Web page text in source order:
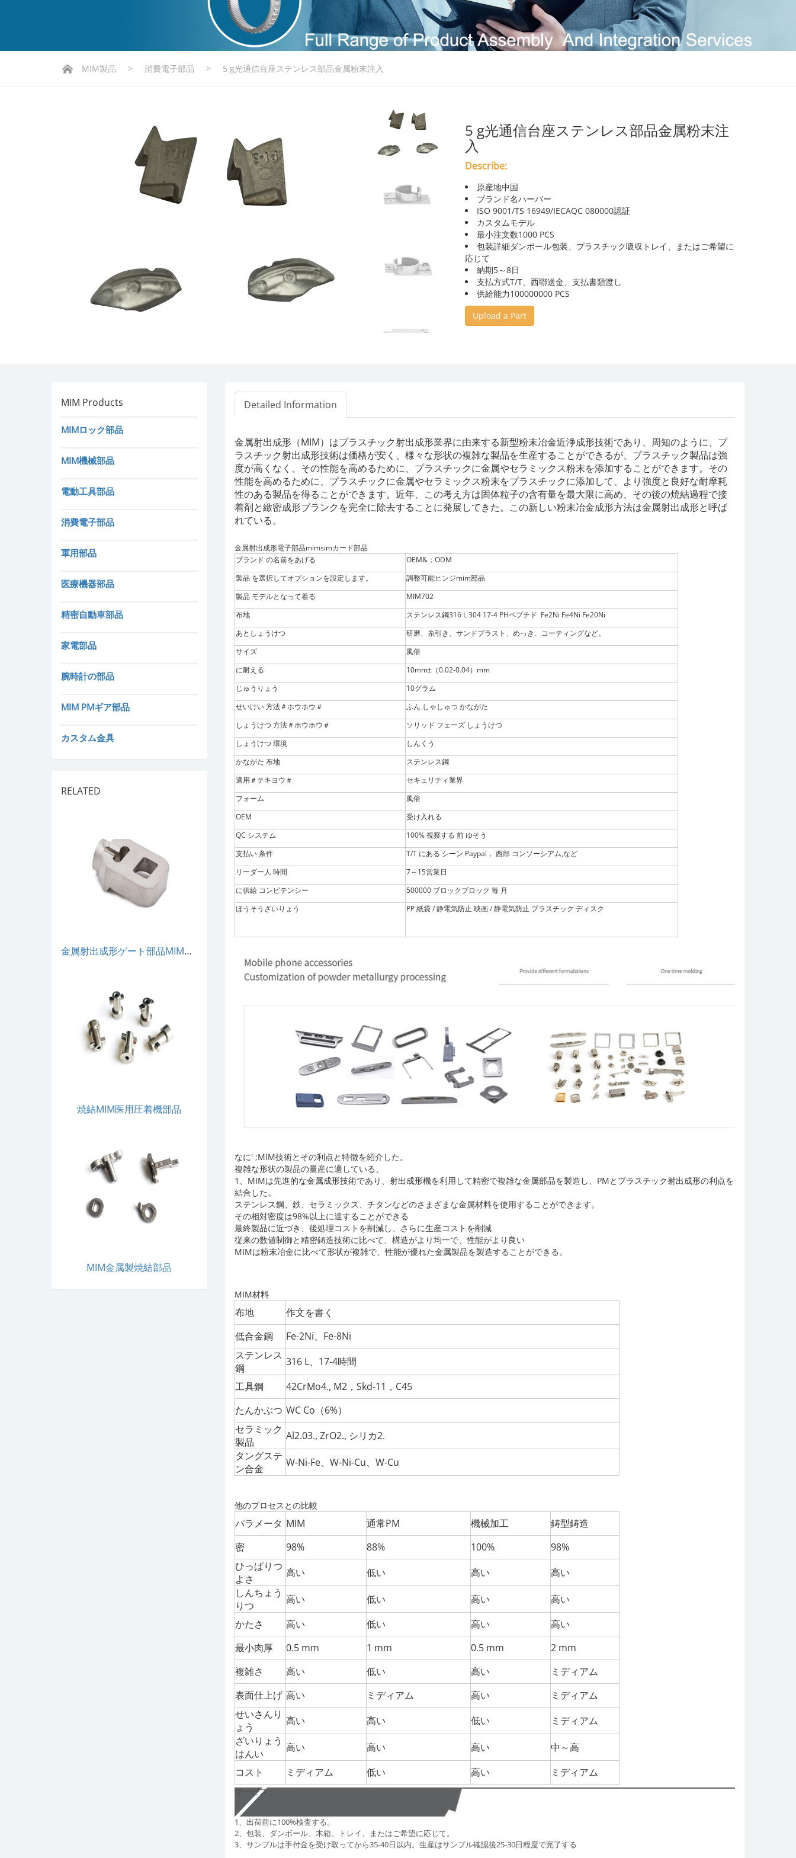
MIM製品 > 消費電子部品 > 5 g光通信台座ステンレス部品金属粉末注入
5 g光通信台座ステンレス部品金属粉末注
入
Describe:
原産地中国
ブランド名ハーバー
ISO 9001/TS 16949/IECAQC 080000認証
カスタムモデル
最小注文数1000 PCS
包装詳細ダンボール包装、プラスチック吸収トレイ、またはご希望に
応じて
納期5～8日
支払方式T/T、西聯送金、支払書類渡し
供給能力100000000 PCS
Upload a Part
MIM Products
MIMロック部品
MIM機械部品
電動工具部品
消費電子部品
軍用部品
医療機器部品
精密自動車部品
家電部品
腕時計の部品
MIM PMギア部品
カスタム金具
RELATED
金属射出成形ゲート部品MIM粉末冶金
焼結MIM医用圧着機部品
MIM金属製焼結部品
Detailed Information
金属射出成形（MIM）はプラスチック射出成形業界に由来する新型粉末冶金近浄成形技術であり、周知のように、プ
ラスチック射出成形技術は価格が安く、様々な形状の複雑な製品を生産することができるが、プラスチック製品は強
度が高くなく、その性能を高めるために、プラスチックに金属やセラミックス粉末を添加することができます。その
性能を高めるために、プラスチックに金属やセラミックス粉末をプラスチックに添加して、より強度と良好な耐摩耗
性のある製品を得ることができます。近年、この考え方は固体粒子の含有量を最大限に高め、その後の焼結過程で接
着剤と緻密成形ブランクを完全に除去することに発展してきた。この新しい粉末冶金成形方法は金属射出成形と呼ば
れている。
金属射出成形電子部品mimsimカード部品
ブランド の名前をあげる
OEM&；ODM
製品 を選択してオプションを設定します。
調整可能ヒンジmim部品
製品 モデルとなって着る
MIM702
布地
ステンレス鋼316 L 304 17-4 PHペプチド Fe2Ni Fe4Ni Fe20Ni
あとしょうけつ
研磨、糸引き、サンドブラスト、めっき、コーティングなど。
サイズ
風俗
に耐える
10mm±（0.02-0.04）mm
じゅうりょう
10グラム
せいけい 方法＃ホウホウ＃
ふん しゃしゅつ かながた
しょうけつ 方法＃ホウホウ＃
ソリッド フェーズ しょうけつ
しょうけつ 環境
しんくう
かながた 布地
ステンレス鋼
適用＃テキヨウ＃
セキュリティ業界
フォーム
風俗
OEM
受け入れる
QC システム
100% 視察する 前 ゆそう
支払い 条件
T/T にある シーン Paypal， 西部 コンソーシアム,など
リーダー人 時間
7～15営業日
に供給 コンピテンシー
500000 ブロックブロック 毎 月
ほうそうざいりょう
PP 紙袋 / 静電気防止 映画 / 静電気防止 プラスチック ディスク
なに' ;MIM技術とその利点と特徴を紹介した。
複雑な形状の製品の量産に適している、
1、MIMは先進的な金属成形技術であり、射出成形機を利用して精密で複雑な金属部品を製造し、PMとプラスチック射出成形の利点を
結合した。
ステンレス鋼、鉄、セラミックス、チタンなどのさまざまな金属材料を使用することができます。
その相対密度は98%以上に達することができる
最終製品に近づき、後処理コストを削減し、さらに生産コストを削減
従来の数値制御と精密鋳造技術に比べて、構造がより均一で、性能がより良い
MIMは粉末冶金に比べて形状が複雑で、性能が優れた金属製品を製造することができる。
MIM材料
布地
作文を書く
低合金鋼
Fe-2Ni、Fe-8Ni
ステンレス
鋼
316 L、17-4時間
工具鋼
42CrMo4., M2，Skd-11，C45
たんかぶつ WC Co（6%）
セラミック
製品
Al2.03., ZrO2., シリカ2.
タングステ
ン合金
W-Ni-Fe、W-Ni-Cu、W-Cu
他のプロセスとの比較
パラメータ MIM 通常PM 機械加工
鋳型鋳造
密
98% 88% 100%
98%
ひっぱりつ
よさ
高い 低い 高い
高い
しんちょう
りつ
高い 低い 高い
高い
かたさ
高い 低い 高い
高い
最小肉厚
0.5 mm 1 mm 0.5 mm
2 mm
複雑さ
高い 低い 高い
ミディアム
表面仕上げ 高い ミディアム 高い
ミディアム
せいさんり
ょう
高い 高い 低い
ミディアム
ざいりょう
はんい
高い 高い 高い
中～高
コスト
ミディアム 低い 高い ミディアム
サービス：
1、出荷前に100%検査する。
2、包装、ダンボール、木箱、トレイ、またはご希望に応じて。
3、サンプルは手付金を受け取ってから35-40日以内。生産はサンプル確認後25-30日程度で完了する